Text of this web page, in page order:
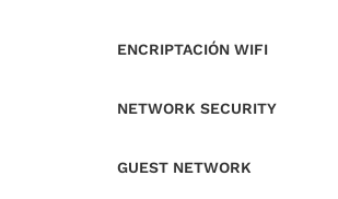
ENCRIPTACIÓN WIFI
NETWORK SECURITY
GUEST NETWORK